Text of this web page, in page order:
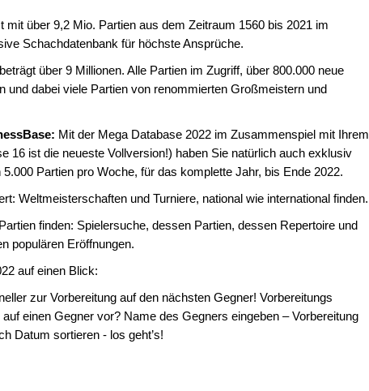
über 9,2 Mio. Partien aus dem Zeitraum 1560 bis 2021 im
Schachdatenbank für höchste Ansprüche.
über 9 Millionen. Alle Partien im Zugriff, über 800.000 neue
und dabei viele Partien von renommierten Großmeistern und
Mit der Mega Database 2022 im Zusammenspiel mit Ihrem
16 ist die neueste Vollversion!) haben Sie natürlich auch exklusiv
Partien pro Woche, für das komplette Jahr, bis Ende 2022.
Weltmeisterschaften und Turniere, national wie international finden.
finden: Spielersuche, dessen Partien, dessen Repertoire und
populären Eröffnungen.
auf einen Blick:
zur Vorbereitung auf den nächsten Gegner! Vorbereitungs
einen Gegner vor? Name des Gegners eingeben – Vorbereitung
Datum sortieren - los geht’s!